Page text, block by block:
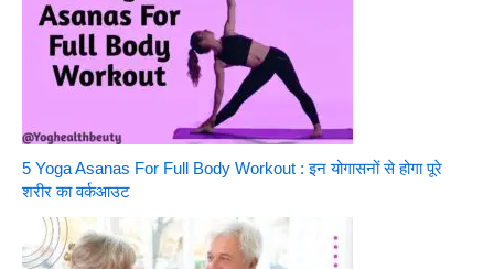
आहार
में
शामिल
5 Yoga Asanas For Full Body Workout : इन योगासनों से होगा पूरे
शरीर का वर्कआउट